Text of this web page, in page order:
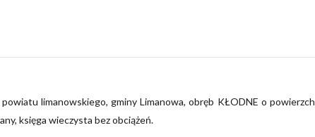
limanowskiego, gminy Limanowa, obręb KŁODNE o
księga wieczysta bez obciążeń.